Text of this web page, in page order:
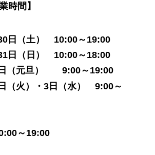
時間】
日（土） 10:00～19:00
日（日） 10:00～18:00
日（元旦） 9:00～19:00
（火）・3日（水） 9:00～
～19:00